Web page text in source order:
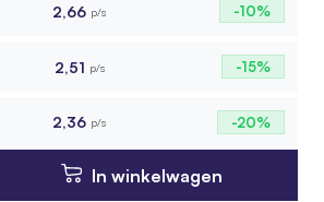
2,66 p/s -10%
2,51 p/s -15%
2,36 p/s -20%
In winkelwagen